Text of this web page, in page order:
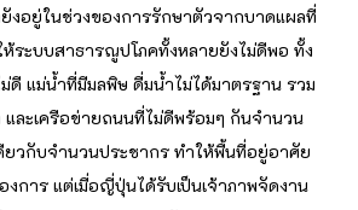
งอยู่ในช่วงของการรักษาตัวจากบาดแผลที่
ห้ระบบสาธารณูปโภคทั้งหลายยังไม่ดีพอ ทั้ง
ดี แม่น้ำที่มีมลพิษ ดื่มน้ำไม่ได้มาตรฐาน รวม
ละเครือข่ายถนนที่ไม่ดีพร้อมๆ กันจำนวน
ยวกับจำนวนประชากร ทำให้พื้นที่อยู่อาศัย
งการ แต่เมื่อญี่ปุ่นได้รับเป็นเจ้าภาพจัดงาน